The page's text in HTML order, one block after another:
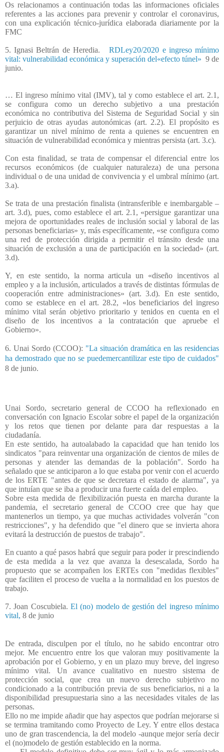
Os relacionamos a continuación todas las informaciones oficiales
referentes a las acciones para prevenir y controlar el coronavirus,
con una explicación técnico-jurídica elaborada diariamente por la
FMC
5. Ignasi Beltrán de Heredia.
RDLey20/2020 e ingreso mínimo
vital: vulnerabilidad económica y superación del«efecto túnel» 9 de
junio.
… El ingreso mínimo vital (IMV), tal y como establece el art. 2.1,
se configura como un derecho subjetivo a una prestación
económica no contributiva del Sistema de Seguridad Social y sin
perjuicio de otras ayudas autonómicas (art. 2.2). El propósito es
garantizar un nivel mínimo de renta a quienes se encuentren en
situación de vulnerabilidad económica y mientras persista (art. 3.c).
Con esta finalidad, se trata de compensar el diferencial entre los
recursos económicos (de cualquier naturaleza) de una persona
individual o de una unidad de convivencia y el umbral mínimo (art.
3.a).
Se trata de una prestación finalista (intransferible e inembargable –
art. 3.d), pues, como establece el art. 2.1, «persigue garantizar una
mejora de oportunidades reales de inclusión social y laboral de las
personas beneficiarias» y, más específicamente, «se configura como
una red de protección dirigida a permitir el tránsito desde una
situación de exclusión a una de participación en la sociedad» (art.
3.d).
Y, en este sentido, la norma articula un «diseño incentivos al
empleo y a la inclusión, articulados a través de distintas fórmulas de
cooperación entre administraciones» (art. 3.d). En este sentido,
como se establece en el art. 28.2, «los beneficiarios del ingreso
mínimo vital serán objetivo prioritario y tenidos en cuenta en el
diseño de los incentivos a la contratación que apruebe el
Gobierno».
6. Unai Sordo (CCOO): "La situación dramática en las residencias
ha demostrado que no se puedemercantilizar este tipo de cuidados"
8 de junio.
Unai Sordo, secretario general de CCOO ha reflexionado en
conversación con Ignacio Escolar sobre el papel de la organización
y los retos que tienen por delante para dar respuestas a la
ciudadanía.
En este sentido, ha autoalabado la capacidad que han tenido los
sindicatos "para reinventar una organización de cientos de miles de
personas y atender las demandas de la población". Sordo ha
señalado que se anticiparon a lo que estaba por venir con el acuerdo
de los ERTE "antes de que se decretara el estado de alarma", ya
que intuían que se iba a producir una fuerte caída del empleo.
Sobre esta medida de flexibilización puesta en marcha durante la
pandemia, el secretario general de CCOO cree que hay que
mantenerlos un tiempo, ya que muchas actividades volverán "con
restricciones", y ha defendido que "el dinero que se invierta ahora
evitará la destrucción de puestos de trabajo".
En cuanto a qué pasos habrá que seguir para poder ir prescindiendo
de esta medida a la vez que avanza la desescalada, Sordo ha
propuesto que se acompañen los ERTEs con "medidas flexibles"
que faciliten el proceso de vuelta a la normalidad en los puestos de
trabajo.
7. Joan Coscubiela. El (no) modelo de gestión del ingreso mínimo
vital, 8 de junio
De entrada, disculpen por el título, no he sabido encontrar otro
mejor. Me encuentro entre los que valoran muy positivamente la
aprobación por el Gobierno, y en un plazo muy breve, del ingreso
mínimo vital. Un avance cualitativo en nuestro sistema de
protección social, que crea un nuevo derecho subjetivo no
condicionado a la contribución previa de sus beneficiarios, ni a la
disponibilidad presupuestaria sino a las necesidades vitales de las
personas.
Ello no me impide añadir que hay aspectos que podrían mejorarse si
se termina tramitando como Proyecto de Ley. Y entre ellos destaca
uno de gran trascendencia, la del modelo -aunque mejor sería decir
el (no)modelo de gestión establecido en la norma.